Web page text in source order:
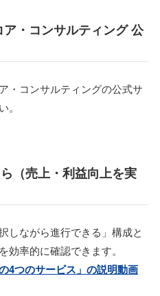
・コンサルティング 公
・コンサルティングの公式サ
（売上・利益向上を実
しながら進行できる」構成と
効率的に確認できます。
4つのサービス」の説明動画